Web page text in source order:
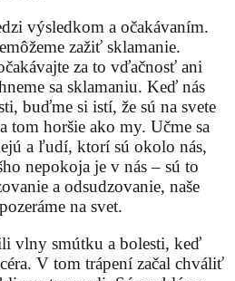
výsledkom a očakávaním.
zažiť sklamanie.
za to vďačnosť ani
sa sklamaniu. Keď nás
buďme si istí, že sú na svete
horšie ako my. Učme sa
a ľudí, ktorí sú okolo nás,
nepokoja je v nás – sú to
a odsudzovanie, naše
na svet.
vlny smútku a bolesti, keď
V tom trápení začal chváliť